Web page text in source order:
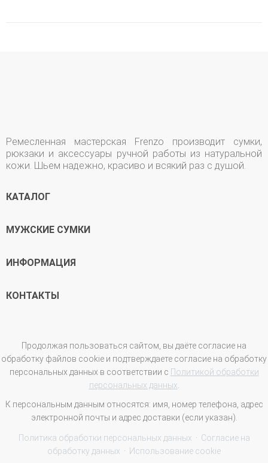
Ремесленная мастерская Frenzo производит сумки,
рюкзаки и аксессуары ручной работы из натуральной
кожи. Шьем надежно, красиво и всякий раз с душой.
КАТАЛОГ
МУЖСКИЕ СУМКИ
ИНФОРМАЦИЯ
КОНТАКТЫ
Продолжая пользоваться сайтом, вы даёте согласие на
обработку файлов cookie и подтверждаете согласие на обработку
персональных данных в соответствии с Политикой обработки
персональных данных
К персональным данным относятся: имя, номер телефона, адрес
электронной почты и адрес доставки (если указан).
Политика обработки персональных данных · Согласие на
обработку данных · Использование cookie